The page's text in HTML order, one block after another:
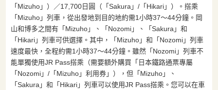
「Mizuho」）／17,700日圓（「Sakura」/「Hikari」）。搭乘
「Mizuho」列車，從出發地到目的地約需1小時37〜44分鐘。岡
山和博多之間有「Mizuho」、「Nozomi」、「Sakura」和
「Hikari」列車可供選擇。其中，「Mizuho」和「Nozomi」列車
速度最快，全程約需1小時37〜44分鐘。雖然「Nozomi」列車不
能單獨使用JR Pass搭乘（需要額外購買「日本鐵路通票專屬
「Nozomi」/「Mizuho」利用券」），但「Mizuho」、
「Sakura」和「Hikari」列車可以使用JR Pass搭乘。您可以在車